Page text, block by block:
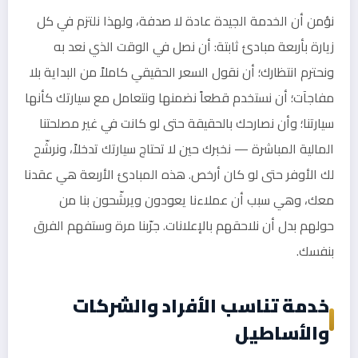
نؤمن أن الخدمة الجيدة عادة لا صدفة، ولهذا نلتزم في كل
زيارة بأربعة مبادئ ثابتة: أن نصل في الوقت الذي نعد به
ونحترم انتظارك؛ أن نقول السعر الحقيقي كاملاً من البداية بلا
مفاجآت؛ أن نستخدم قطعاً نضمنها ونتعامل مع سيارتك كأنها
سيارتنا؛ وأن نصارحك بالحقيقة حتى لو كانت في غير مصلحتنا
المالية المباشرة — نخبرك حين لا تحتاج سيارتك تدخلاً، ونرشّح
لك الأوفر حتى لو كان أرخص. هذه المبادئ الأربعة هي عقدنا
معك، وهي سبب أن عملاءنا يعودون ويرشّحون بنا من
حولهم بدل أن نلاحقهم بالإعلانات. جرّبنا مرة وستفهم الفرق
بنفسك.
خدمة تناسب الأفراد والشركات
والأساطيل